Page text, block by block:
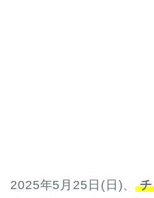
2025年5月25日(日)、チ